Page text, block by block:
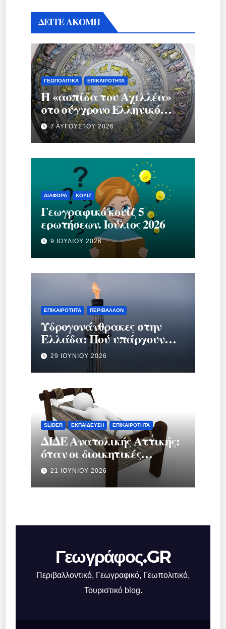
ΔΕΙΤΕ ΑΚΟΜΗ
ΓΕΩΠΟΛΙΤΙΚΆ ΕΠΙΚΑΙΡΌΤΗΤΑ
Η «ασπίδα του Αχιλλέα»
στο σύγχρονο Ελληνικό
κράτος.
7 ΑΥΓΟΎΣΤΟΥ 2026
ΔΙΆΦΟΡΑ ΚΟΥΊΖ
Γεωγραφικό κουίζ 5
ερωτήσεων. Ιούλιος 2026
9 ΙΟΥΛΊΟΥ 2026
ΕΠΙΚΑΙΡΌΤΗΤΑ ΠΕΡΙΒΆΛΛΟΝ
Υδρογονάνθρακες στην
Ελλάδα: Πού υπάρχουν
κοιτάσματα και γιατί
προκαλούν τόση συζήτηση;
29 ΙΟΥΝΊΟΥ 2026
SLIDER ΕΚΠΑΊΔΕΥΣΗ ΕΠΙΚΑΙΡΌΤΗΤΑ
ΔΙΔΕ Ανατολικής Αττικής:
όταν οι διοικητικές
διαδικασίες
μετατρέπονται σε
μηχανισμό πίεσης
21 ΙΟΥΝΊΟΥ 2026
Γεωγράφος.GR
Περιβαλλοντικό, Γεωγραφικό, Γεωπολιτικό,
Τουριστικό blog.